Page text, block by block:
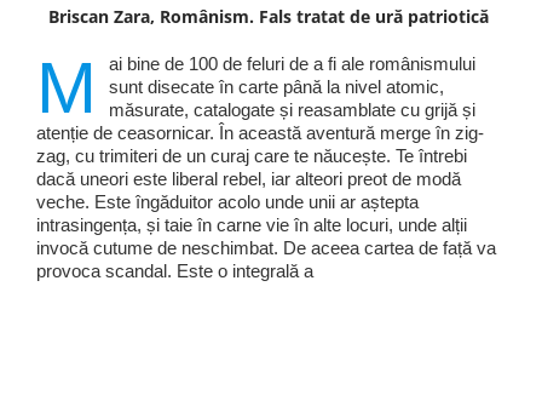
Briscan Zara, Românism. Fals tratat de ură patriotică
M
ai bine de 100 de feluri de a fi ale românismului
sunt disecate în carte până la nivel atomic,
măsurate, catalogate și reasamblate cu grijă și
atenție de ceasornicar. În această aventură merge în zig-
zag, cu trimiteri de un curaj care te năucește. Te întrebi
dacă uneori este liberal rebel, iar alteori preot de modă
veche. Este îngăduitor acolo unde unii ar aștepta
intrasingența, și taie în carne vie în alte locuri, unde alții
invocă cutume de neschimbat. De aceea cartea de față va
provoca scandal. Este o integrală a